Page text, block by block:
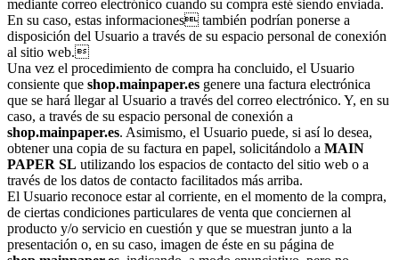
mediante correo electrónico cuando su compra esté siendo enviada.
En su caso, estas informaciones también podrían ponerse a
disposición del Usuario a través de su espacio personal de conexión
al sitio web.
Una vez el procedimiento de compra ha concluido, el Usuario
consiente que shop.mainpaper.es genere una factura electrónica
que se hará llegar al Usuario a través del correo electrónico. Y, en su
caso, a través de su espacio personal de conexión a
shop.mainpaper.es. Asimismo, el Usuario puede, si así lo desea,
obtener una copia de su factura en papel, solicitándolo a MAIN
PAPER SL utilizando los espacios de contacto del sitio web o a
través de los datos de contacto facilitados más arriba.
El Usuario reconoce estar al corriente, en el momento de la compra,
de ciertas condiciones particulares de venta que conciernen al
producto y/o servicio en cuestión y que se muestran junto a la
presentación o, en su caso, imagen de éste en su página de